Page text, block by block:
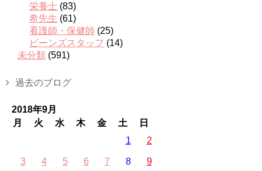
栄養士 (83)
希先生 (61)
看護師・保健師 (25)
ビーンズスタッフ (14)
未分類 (591)
過去のブログ
2018年9月
月
火 水 木 金 土
日
1
2
3 4 5 6 7 8 9